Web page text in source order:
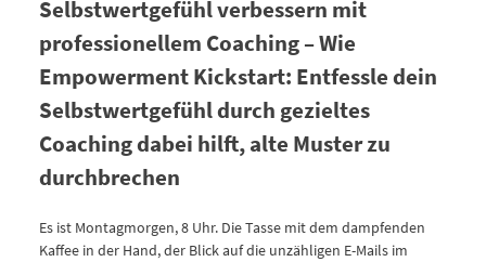
Selbstwertgefühl verbessern mit
professionellem Coaching – Wie
Empowerment Kickstart: Entfessle dein
Selbstwertgefühl durch gezieltes
Coaching dabei hilft, alte Muster zu
durchbrechen
Es ist Montagmorgen, 8 Uhr. Die Tasse mit dem dampfenden
Kaffee in der Hand, der Blick auf die unzähligen E-Mails im